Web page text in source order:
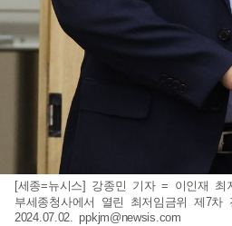
[세종=뉴시스] 강종민 기자 = 이인재 최
부세종청사에서 열린 최저임금위 제7차
2024.07.02.ppkjm@newsis.com